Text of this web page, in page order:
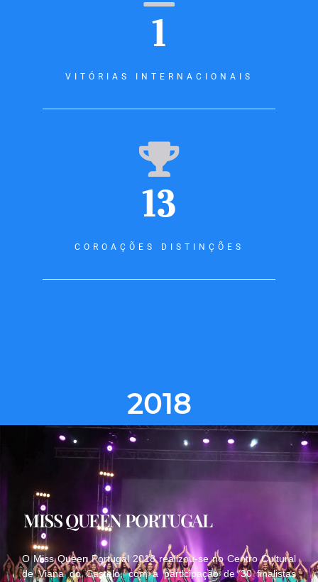
1
VITÓRIAS INTERNACIONAIS
13
COROAÇÕES DISTINÇÕES
2018
MISS QUEEN PORTUGAL
O Miss Queen Portugal 2018 realizou-se no Centro Cultural
de Viana do Castelo, com a participação de 30 finalistas